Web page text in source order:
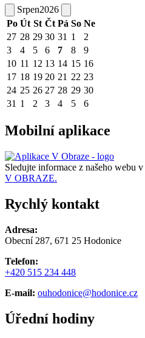
Srpen2026
Po Út St Čt Pá So Ne
27 28 29 30 31 1
2
3
4 5 6 7 8
9
10 11 12 13 14 15 16
17 18 19 20 21 22 23
24 25 26 27 28 29 30
31 1 2 3 4 5 6
Mobilní aplikace
Sledujte informace z našeho webu v
V OBRAZE.
Rychlý kontakt
Adresa:
Obecní 287, 671 25 Hodonice
Telefon:
+420 515 234 448
E-mail: ouhodonice@hodonice.cz
Úřední hodiny